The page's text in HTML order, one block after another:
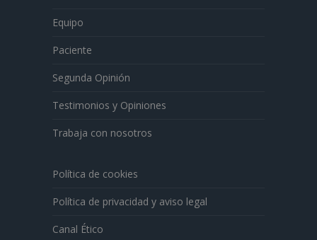
Equipo
Paciente
Segunda Opinión
Testimonios y Opiniones
Trabaja con nosotros
Política de cookies
Política de privacidad y aviso legal
Canal Ético